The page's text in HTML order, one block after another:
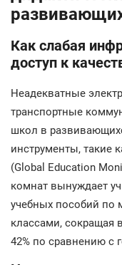
Как слабая
доступ к
Неадекватные
транспортные
школ в
инструменты, такие
(Global Education
комнат вынуждает
учебных пособий по
классами, сокращая
42% по сравнению с